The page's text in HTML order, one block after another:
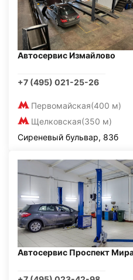
Автосервис Измайлово
+7 (495) 021-25-26
Первомайская(400 м)
Щелковская(350 м)
Сиреневый бульвар, 83б
Автосервис Проспект